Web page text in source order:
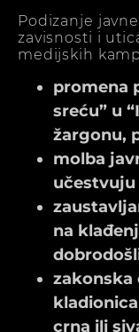
Podizanje
zavisnosti i
medijskih
promena
sreću” u
žargonu,
molba
na
zakonska
crna ili